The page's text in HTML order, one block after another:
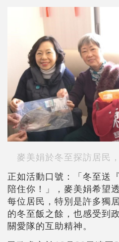
麥美娟於冬至探訪居民
正如活動口號：「冬至送
陪住你！」，麥美娟希望
每位居民，特別是許多獨
的冬至飯之餘，也感受到
關愛隊的互助精神。